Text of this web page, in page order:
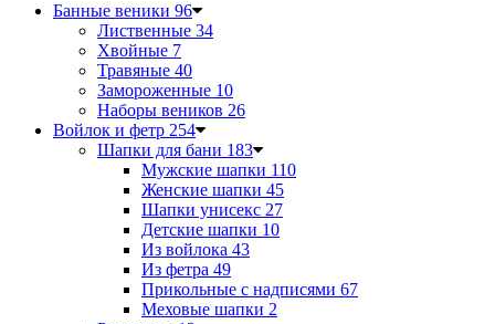
Банные веники 96
Лиственные 34
Хвойные 7
Травяные 40
Замороженные 10
Наборы веников 26
Войлок и фетр 254
Шапки для бани 183
Мужские шапки 110
Женские шапки 45
Шапки унисекс 27
Детские шапки 10
Из войлока 43
Из фетра 49
Прикольные с надписями 67
Меховые шапки 2